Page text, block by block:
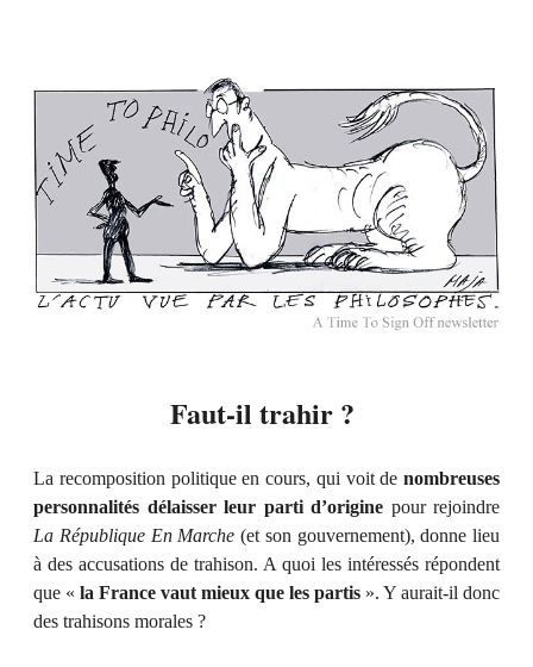
Faut-il trahir ?
La recomposition politique en cours, qui voit de nombreuses
personnalités délaisser leur parti d’origine pour rejoindre
La République En Marche (et son gouvernement), donne lieu
à des accusations de trahison. A quoi les intéressés répondent
que « la France vaut mieux que les partis ». Y aurait-il donc
des trahisons morales ?